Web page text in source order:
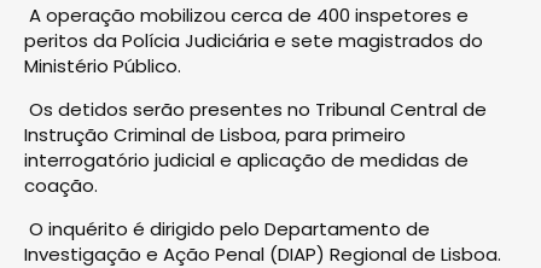
A operação mobilizou cerca de 400 inspetores e
peritos da Polícia Judiciária e sete magistrados do
Ministério Público.
Os detidos serão presentes no Tribunal Central de
Instrução Criminal de Lisboa, para primeiro
interrogatório judicial e aplicação de medidas de
coação.
O inquérito é dirigido pelo Departamento de
Investigação e Ação Penal (DIAP) Regional de Lisboa.